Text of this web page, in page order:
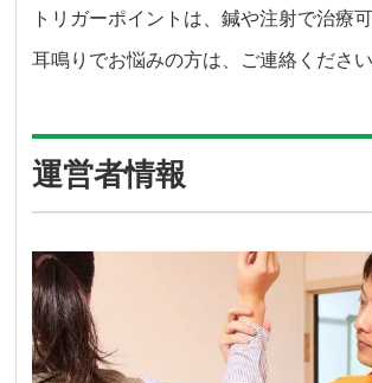
トリガーポイントは、鍼や注射で治療可
耳鳴りでお悩みの方は、ご連絡ください
運営者情報